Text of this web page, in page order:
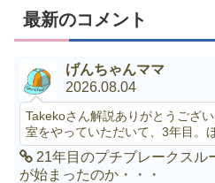
最新のコメント
げんちゃんママ
2026.08.04
Takekoさん解説ありがとうござ
室をやっていただいて、3年目。
21年目のプチブレークスル
が始まったのか・・・